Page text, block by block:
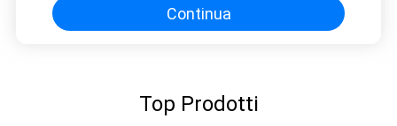
Continua
Top Prodotti